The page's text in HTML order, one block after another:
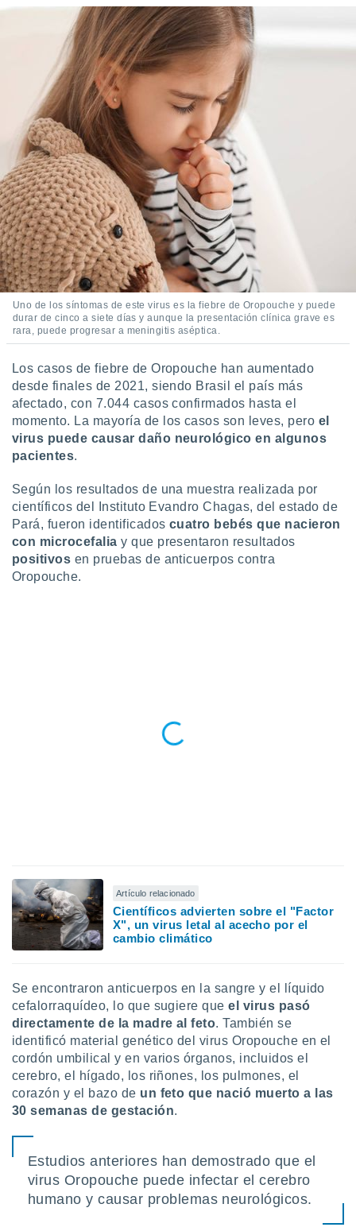
crear un
uso de
contenido
medir el
de la
el
del
de
o a través
de
de
de
uso de
con el
mediante
publicidad
publicidad
Uno de los síntomas de este virus es la fiebre de Oropouche y puede
durar de cinco a siete días y aunque la presentación clínica grave es
rara, puede progresar a meningitis aséptica.
Los casos de fiebre de Oropouche han aumentado
desde finales de 2021, siendo Brasil el país más
afectado, con 7.044 casos confirmados hasta el
momento. La mayoría de los casos son leves, pero el
virus puede causar daño neurológico en algunos
pacientes.
Según los resultados de una muestra realizada por
científicos del Instituto Evandro Chagas, del estado de
Pará, fueron identificados cuatro bebés que nacieron
con microcefaliay que presentaron resultados
positivos en pruebas de anticuerpos contra
Oropouche.
Artículo relacionado
Científicos advierten sobre el "Factor
X", un virus letal al acecho por el
cambio climático
Se encontraron anticuerpos en la sangre y el líquido
cefalorraquídeo, lo que sugiere que el virus pasó
directamente de la madre al feto. También se
identificó material genético del virus Oropouche en el
cordón umbilical y en varios órganos, incluidos el
cerebro, el hígado, los riñones, los pulmones, el
corazón y el bazo de un feto que nació muerto a las
30 semanas de gestación.
Estudios anteriores han demostrado que el
virus Oropouche puede infectar el cerebro
humano y causar problemas neurológicos.